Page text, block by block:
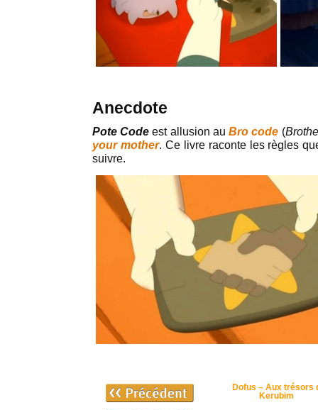
Anecdote
Pote Code est allusion auBro code (
your mother. Ce livre raconte les règles
suivre.
Dofus – Aux trésors
Kerubim